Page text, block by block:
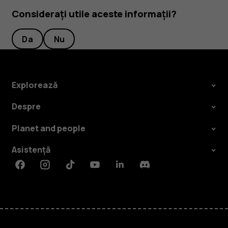
Considerați utile aceste informații?
Da Nu
Explorează
Despre
Planet and people
Asistență
FacebookInstagramTiktokYoutubeLinkedinDiscord